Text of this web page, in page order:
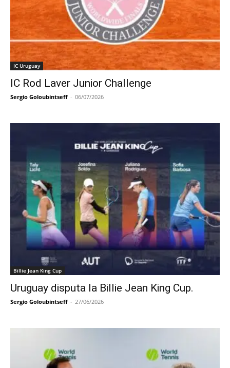
IC Uruguay
IC Rod Laver Junior Challenge
Sergio Goloubintseff - 06/07/2026
Billie Jean King Cup
Uruguay disputa la Billie Jean King Cup.
Sergio Goloubintseff - 27/06/2026